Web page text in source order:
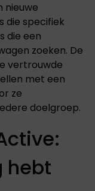
nieuwe
die specifiek
die een
zoeken. De
vertrouwde
met een
ze
doelgroep.
hebt